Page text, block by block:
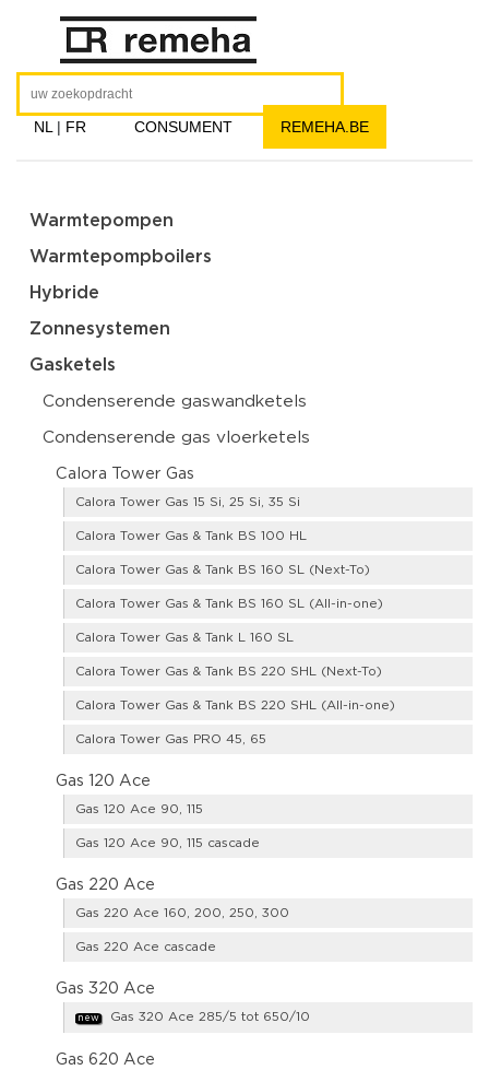
NL | FR CONSUMENT REMEHA.BE
Warmtepompen
Warmtepompboilers
Hybride
Zonnesystemen
Gasketels
Condenserende gaswandketels
Condenserende gas vloerketels
Calora Tower Gas
Calora Tower Gas 15 Si, 25 Si, 35 Si
Calora Tower Gas & Tank BS 100 HL
Calora Tower Gas & Tank BS 160 SL (Next-To)
Calora Tower Gas & Tank BS 160 SL (All-in-one)
Calora Tower Gas & Tank L 160 SL
Calora Tower Gas & Tank BS 220 SHL (Next-To)
Calora Tower Gas & Tank BS 220 SHL (All-in-one)
Calora Tower Gas PRO 45, 65
Gas 120 Ace
Gas 120 Ace 90, 115
Gas 120 Ace 90, 115 cascade
Gas 220 Ace
Gas 220 Ace 160, 200, 250, 300
Gas 220 Ace cascade
Gas 320 Ace
new Gas 320 Ace 285/5 tot 650/10
Gas 620 Ace